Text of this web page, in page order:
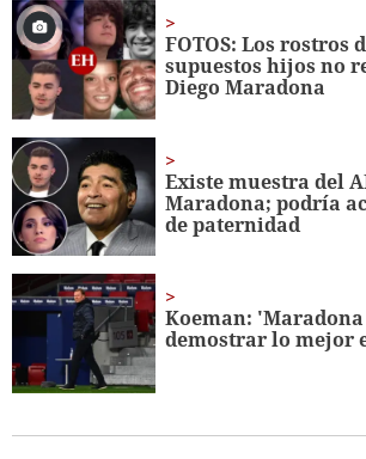
1
minute,
56
seconds
FOTOS: Los rostros
supuestos hijos no
Diego Maradona
Existe muestra del
Maradona; podría
de paternidad
Koeman:
demostrar lo mejor